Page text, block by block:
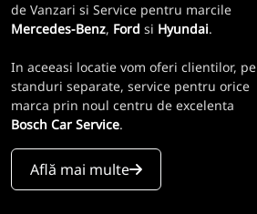
de Vanzari si Service pentru marcile
Mercedes-Benz, Ford si Hyundai.
In aceeasi locatie vom oferi clientilor, pe
standuri separate, service pentru orice
marca prin noul centru de excelenta
Bosch Car Service.
Află mai multe